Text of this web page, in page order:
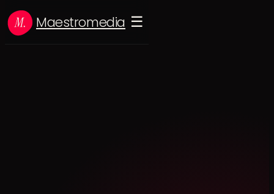
Maestromedia ☰